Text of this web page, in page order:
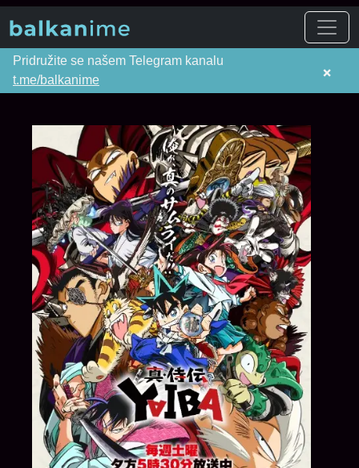
Pridružite se našem Telegram kanalu
t.me/balkanime
×